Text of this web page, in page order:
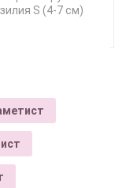
S (4-7 см)